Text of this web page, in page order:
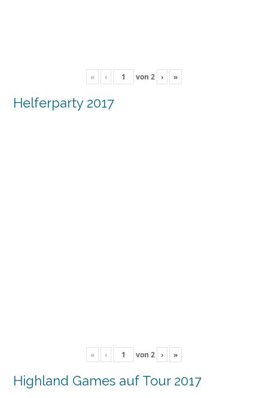
« ‹ von 2 › »
Helferparty 2017
« ‹ von 2 › »
Highland Games auf Tour 2017